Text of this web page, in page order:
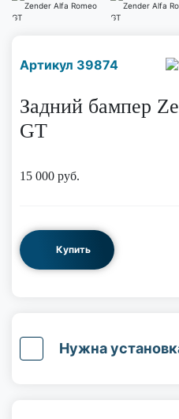
Артикул 39874
Задний бампер
GT
15 000 руб.
Купить
Нужна